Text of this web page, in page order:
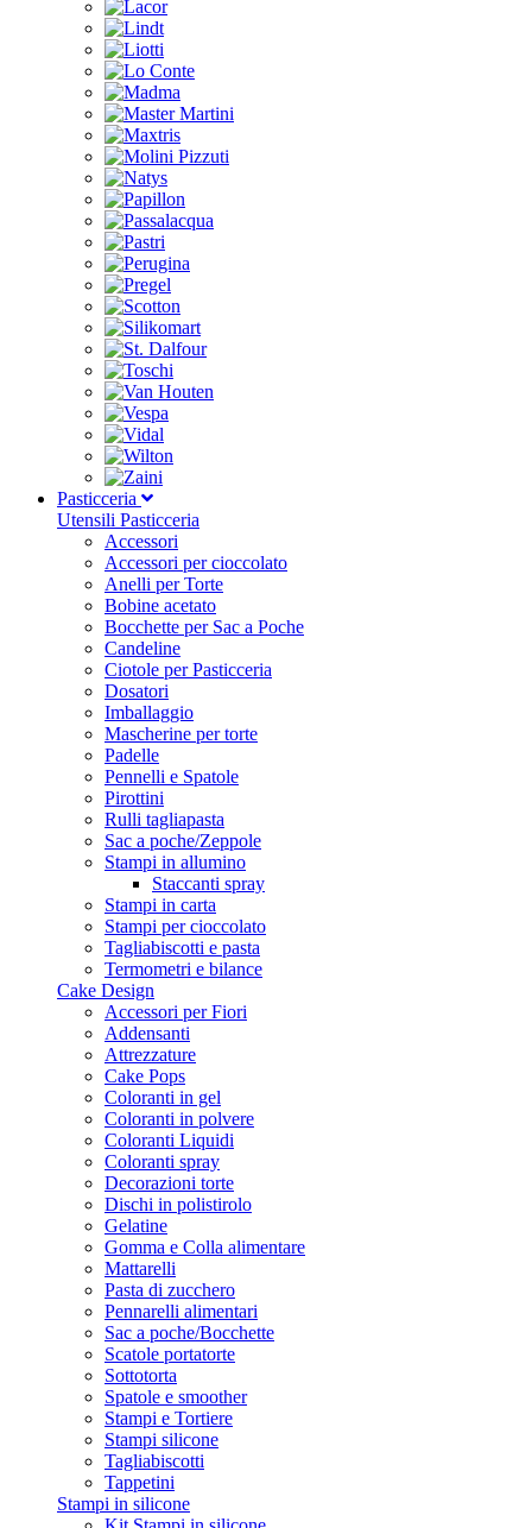
Pasticceria
Utensili Pasticceria
Accessori
Accessori per cioccolato
Anelli per Torte
Bobine acetato
Bocchette per Sac a Poche
Candeline
Ciotole per Pasticceria
Dosatori
Imballaggio
Mascherine per torte
Padelle
Pennelli e Spatole
Pirottini
Rulli tagliapasta
Sac a poche/Zeppole
Stampi in allumino
Staccanti spray
Stampi in carta
Stampi per cioccolato
Tagliabiscotti e pasta
Termometri e bilance
Cake Design
Accessori per Fiori
Addensanti
Attrezzature
Cake Pops
Coloranti in gel
Coloranti in polvere
Coloranti Liquidi
Coloranti spray
Decorazioni torte
Dischi in polistirolo
Gelatine
Gomma e Colla alimentare
Mattarelli
Pasta di zucchero
Pennarelli alimentari
Sac a poche/Bocchette
Scatole portatorte
Sottotorta
Spatole e smoother
Stampi e Tortiere
Stampi silicone
Tagliabiscotti
Tappetini
Stampi in silicone